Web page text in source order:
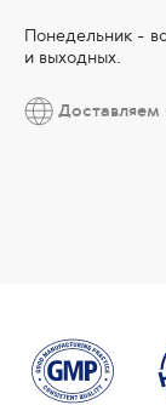
Понедельник -
и выходных.